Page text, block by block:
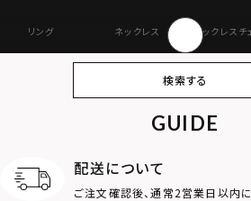
リング ネックレス ネックレスチ
オンラインストア
ギフトボッ
MOTIF
検索する
GUIDE
配送について
ご注文確認後、通常2営業日以内